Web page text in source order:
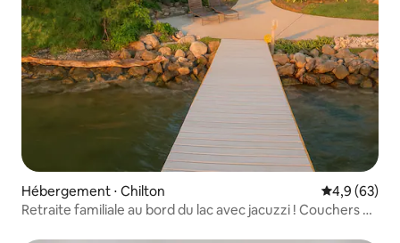
Hébergement ⋅ Chilton Évaluation
4,9 (63)
Retraite familiale au bord du lac avec jacuzzi ! Couchers de